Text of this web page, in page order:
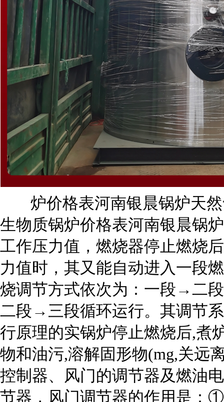
炉价格表河南银晨锅炉天
生物质锅炉价格表河南银晨锅
工作压力值，燃烧器停止燃烧
力值时，其又能自动进入一段
烧调节方式依次为：一段→
二段→三段循环运行。其调节
行原理的实锅炉停止燃烧后,煮
物和油污,溶解固形物(mg,关远
控制器、风门的调节器及燃油
节器，风门调节器的作用是：